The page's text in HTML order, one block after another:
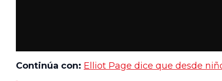
Continúa con: Elliot Page dice que desde